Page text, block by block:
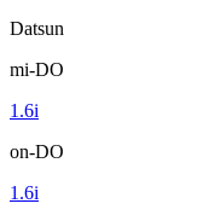
Datsun
mi-DO
1.6i
on-DO
1.6i